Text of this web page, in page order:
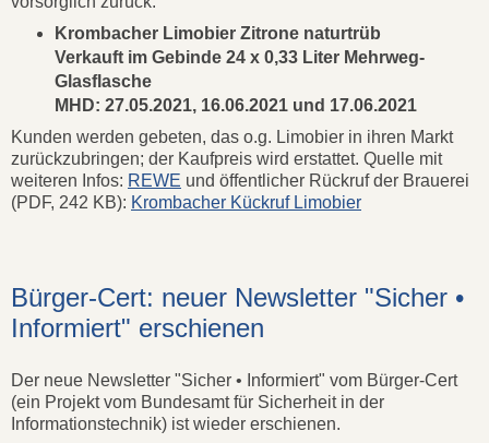
Krombacher Limobier Zitrone naturtrüb
Verkauft im Gebinde 24 x 0,33 Liter Mehrweg-
Glasflasche
MHD: 27.05.2021, 16.06.2021 und 17.06.2021
Kunden werden gebeten, das o.g. Limobier in ihren Markt
zurückzubringen; der Kaufpreis wird erstattet. Quelle mit
weiteren Infos: REWE und öffentlicher Rückruf der Brauerei
(PDF, 242 KB): Krombacher Kückruf Limobier
Bürger-Cert: neuer Newsletter "Sicher •
Informiert" erschienen
Der neue Newsletter "Sicher • Informiert" vom Bürger-Cert
(ein Projekt vom Bundesamt für Sicherheit in der
Informationstechnik) ist wieder erschienen.